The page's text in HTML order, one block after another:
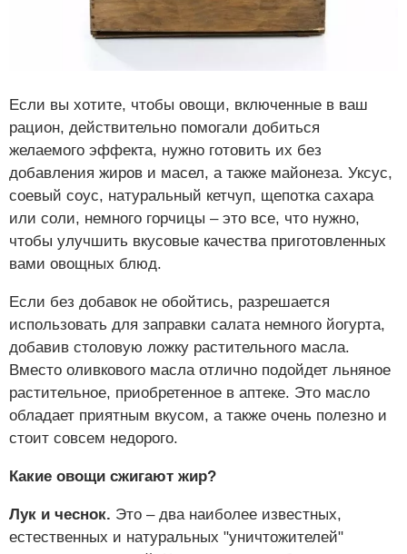
Если вы хотите, чтобы овощи, включенные в ваш
рацион, действительно помогали добиться
желаемого эффекта, нужно готовить их без
добавления жиров и масел, а также майонеза. Уксус,
соевый соус, натуральный кетчуп, щепотка сахара
или соли, немного горчицы – это все, что нужно,
чтобы улучшить вкусовые качества приготовленных
вами овощных блюд.
Если без добавок не обойтись, разрешается
использовать для заправки салата немного йогурта,
добавив столовую ложку растительного масла.
Вместо оливкового масла отлично подойдет льняное
растительное, приобретенное в аптеке. Это масло
обладает приятным вкусом, а также очень полезно и
стоит совсем недорого.
Какие овощи сжигают жир?
Лук и чеснок. Это – два наиболее известных,
естественных и натуральных "уничтожителей"